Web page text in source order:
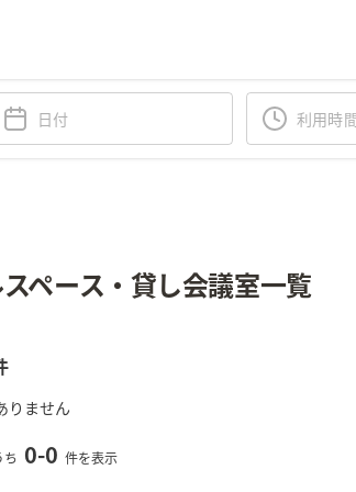
ペース・貸し会議室一覧
りません
ち 0-0 件を表示